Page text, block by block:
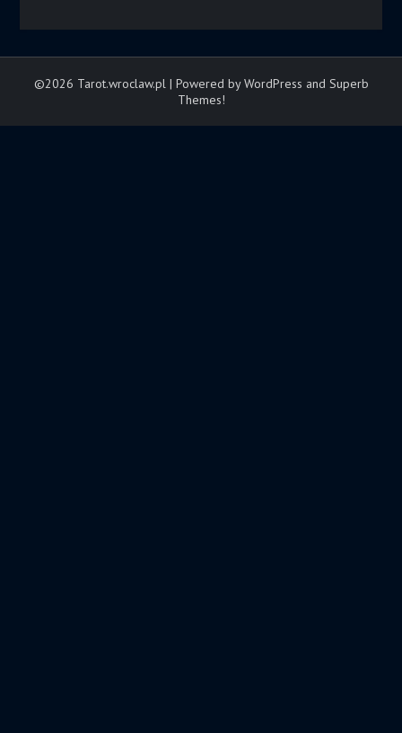
©2026 Tarot.wroclaw.pl | Powered by WordPress and Superb
Themes!